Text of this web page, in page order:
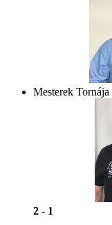
Mesterek Tornája
2 - 1